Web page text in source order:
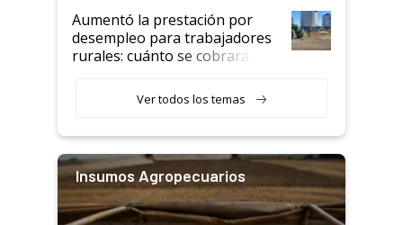
Aumentó la prestación por
desempleo para trabajadores
rurales: cuánto se cobrará
Ver todos los temas
Insumos Agropecuarios